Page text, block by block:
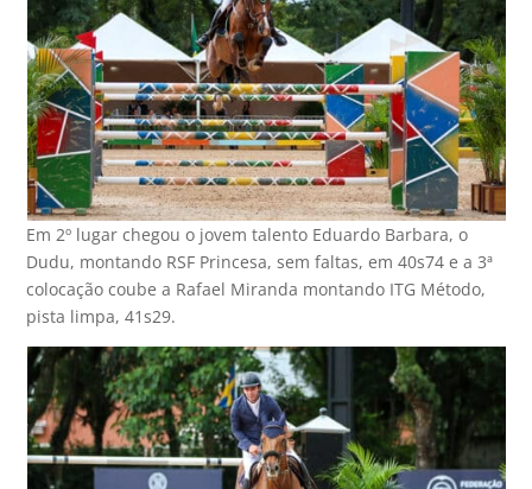
Em 2º lugar chegou o jovem talento Eduardo Barbara, o
Dudu, montando RSF Princesa, sem faltas, em 40s74 e a 3ª
colocação coube a Rafael Miranda montando ITG Método,
pista limpa, 41s29.